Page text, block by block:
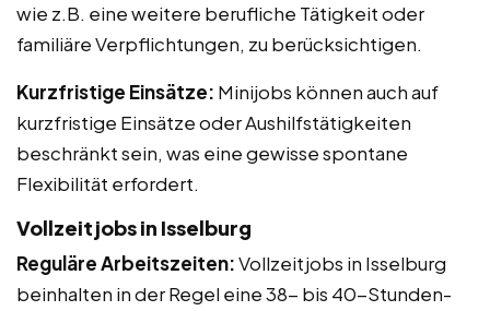
wie z.B. eine weitere berufliche Tätigkeit oder
familiäre Verpflichtungen, zu berücksichtigen.
Kurzfristige Einsätze: Minijobs können auch auf
kurzfristige Einsätze oder Aushilfstätigkeiten
beschränkt sein, was eine gewisse spontane
Flexibilität erfordert.
Vollzeitjobs in Isselburg
Reguläre Arbeitszeiten:Vollzeitjobs in Isselburg
beinhalten in der Regel eine 38- bis 40-Stunden-